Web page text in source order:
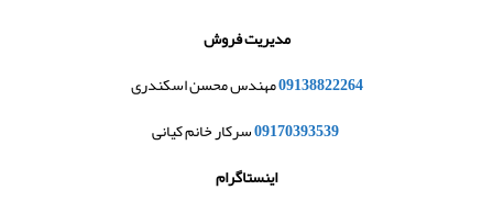
مدیریت فروش
09138822264مهندس محسن اسکندری
09170393539سرکار خانم کیانی
اینستاگرام